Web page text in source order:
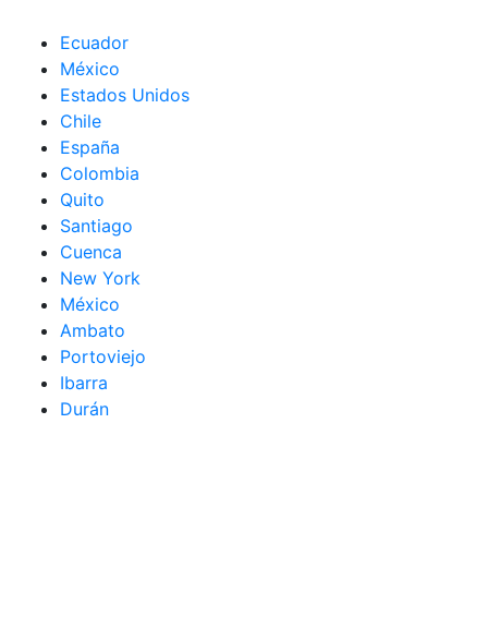
Ecuador
México
Estados Unidos
Chile
España
Colombia
Quito
Santiago
Cuenca
New York
México
Ambato
Portoviejo
Ibarra
Durán